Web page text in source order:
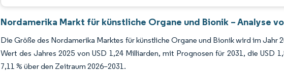
Nordamerika Markt für künstliche Organe und Bionik – Analyse
Die Größe des Nordamerika Marktes für künstliche Organe und Bionik wird im Jahr
Wert des Jahres 2025 von USD 1,24 Milliarden, mit Prognosen für 2031, die USD
7,11 % über den Zeitraum 2026–2031.